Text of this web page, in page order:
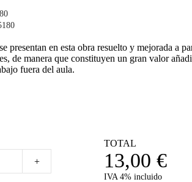
presentan en esta obra resuelto y mejorada a
de manera que constituyen un gran valor
fuera del aula.
+
TOTAL
13,00 €
IVA 4% incluido